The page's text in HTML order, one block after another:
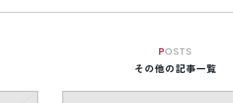
POSTS
その他の記事一覧